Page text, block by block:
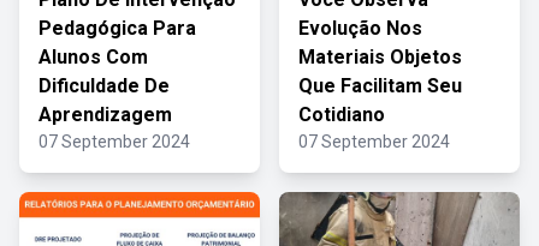
Pedagógica Para
Alunos Com
Dificuldade De
Aprendizagem
07 September 2024
Evolução Nos
Materiais Objetos
Que Facilitam Seu
Cotidiano
07 September 2024